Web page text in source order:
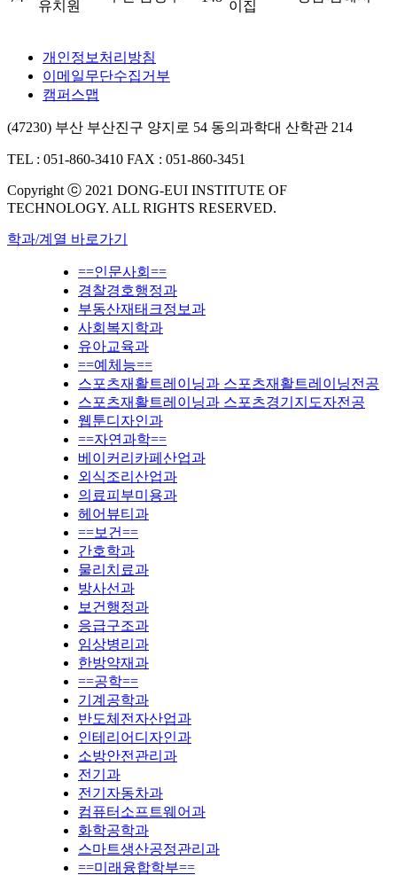
유치원
이집
개인정보처리방침
이메일무단수집거부
캠퍼스맵
(47230) 부산 부산진구 양지로 54 동의과학대 산학관 214
TEL : 051-860-3410 FAX : 051-860-3451
Copyright ⓒ 2021 DONG-EUI INSTITUTE OF
TECHNOLOGY. ALL RIGHTS RESERVED.
학과/계열 바로가기
==인문사회==
경찰경호행정과
부동산재태크정보과
사회복지학과
유아교육과
==예체능==
스포츠재활트레이닝과 스포츠재활트레이닝전공
스포츠재활트레이닝과 스포츠경기지도자전공
웹툰디자인과
==자연과학==
베이커리카페산업과
외식조리산업과
의료피부미용과
헤어뷰티과
==보건==
간호학과
물리치료과
방사선과
보건행정과
응급구조과
임상병리과
한방약재과
==공학==
기계공학과
반도체전자산업과
인테리어디자인과
소방안전관리과
전기과
전기자동차과
컴퓨터소프트웨어과
화학공학과
스마트생산공정관리과
==미래융합학부==